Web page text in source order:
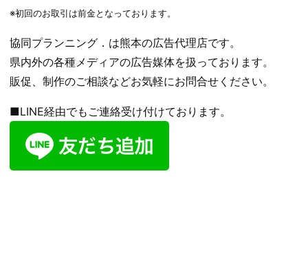
※初回のお取引は前金となっております。
協同プランニング．は熊本の広告代理店です。
県内外の各種メディアの広告媒体を扱っております。
販促、制作のご相談などお気軽にお問合せください。
■LINE経由でもご連絡受け付けております。